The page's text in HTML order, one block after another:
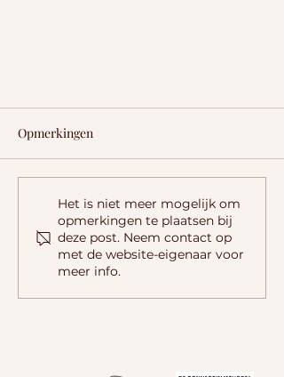
Heeft mijn hond verlatingsangst?
De signalen en oplossing op een
Opmerkingen
Het is niet meer mogelijk om
opmerkingen te plaatsen bij
deze post. Neem contact op
met de website-eigenaar voor
meer info.